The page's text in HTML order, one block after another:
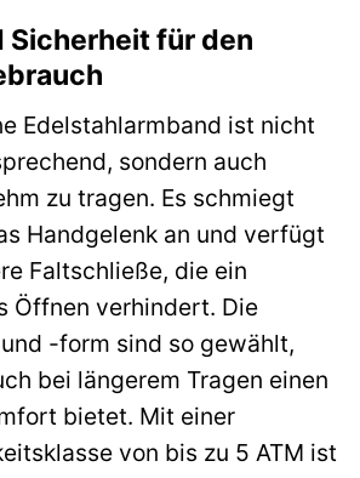
Sicherheit für den
Edelstahlarmband ist nicht
sondern auch
zu tragen. Es schmiegt
Handgelenk an und verfügt
Faltschließe, die ein
Öffnen verhindert. Die
-form sind so gewählt,
bei längerem Tragen einen
bietet. Mit einer
von bis zu 5 ATM ist